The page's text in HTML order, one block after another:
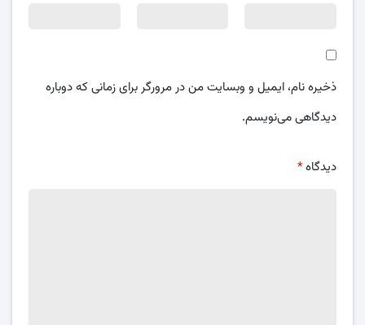
ذخیره نام، ایمیل و وبسایت من در مرورگر برای زمانی که دوباره
دیدگاهی می‌نویسم.
دیدگاه*